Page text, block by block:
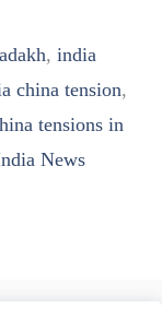
, india
china tension,
tensions in
News